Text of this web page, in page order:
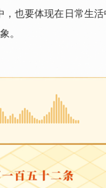
也要体现在日常生
。